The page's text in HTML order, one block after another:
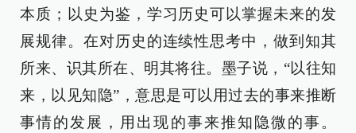
本质；以史为鉴，学习历史可以掌握未来的发
展规律。在对历史的连续性思考中，做到知其
所来、识其所在、明其将往。墨子说，“以往知
来，以见知隐”，意思是可以用过去的事来推断
事情的发展，用出现的事来推知隐微的事。